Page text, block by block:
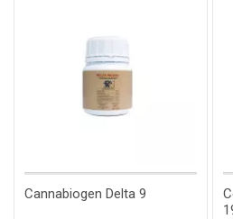
Cannabiogen Delta 9